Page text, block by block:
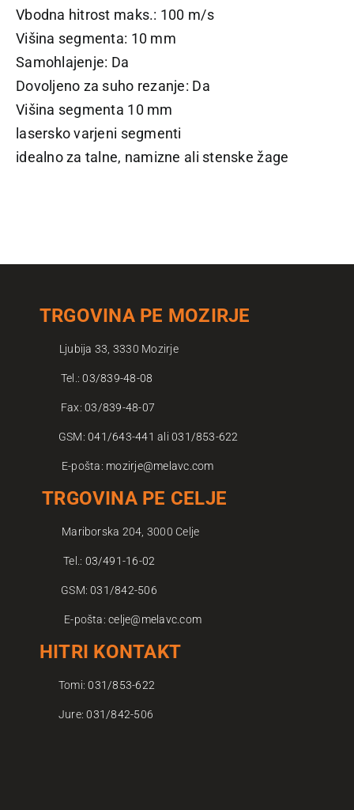
Vbodna hitrost maks.: 100 m/s
Višina segmenta: 10 mm
Samohlajenje: Da
Dovoljeno za suho rezanje: Da
Višina segmenta 10 mm
lasersko varjeni segmenti
idealno za talne, namizne ali stenske žage
TRGOVINA PE MOZIRJE
Ljubija 33, 3330 Mozirje
Tel.:03/839-48-08
Fax:03/839-48-07
GSM:041/643-441 ali031/853-622
E-pošta: mozirje@melavc.com
TRGOVINA PE CELJE
Mariborska 204, 3000 Celje
Tel.: 03/491-16-02
GSM:031/842-506
E-pošta:celje@melavc.com
HITRI KONTAKT
Tomi:031/853-622
Jure:031/842-506
TRGOVINA